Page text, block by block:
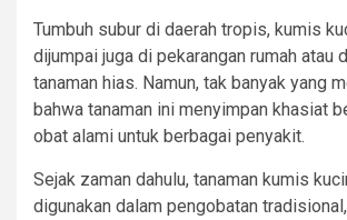
Tumbuh subur di daerah tropis, kumis
dijumpai juga di pekarangan rumah atau
tanaman hias. Namun, tak banyak yang
bahwa tanaman ini menyimpan khasiat
obat alami untuk berbagai penyakit.
Sejak zaman dahulu, tanaman kumis
digunakan dalam pengobatan